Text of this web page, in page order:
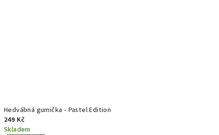
Hedvábná gumička - Pastel Edition
249 Kč
Skladem